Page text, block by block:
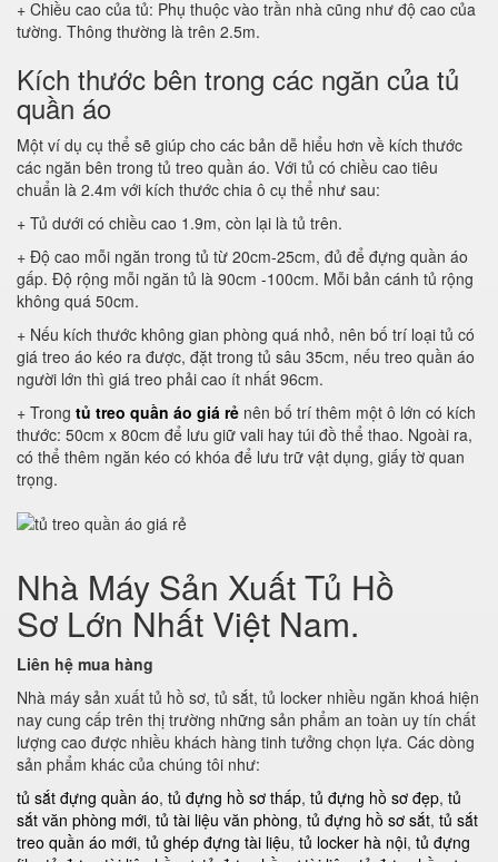
+ Chiều cao của tủ: Phụ thuộc vào trần nhà cũng như độ cao của
tường. Thông thường là trên 2.5m.
Kích thước bên trong các ngăn của tủ
quần áo
Một ví dụ cụ thể sẽ giúp cho các bản dễ hiểu hơn về kích thước
các ngăn bên trong tủ treo quần áo. Với tủ có chiều cao tiêu
chuẩn là 2.4m với kích thước chia ô cụ thể như sau:
+ Tủ dưới có chiều cao 1.9m, còn lại là tủ trên.
+ Độ cao mỗi ngăn trong tủ từ 20cm-25cm, đủ để đựng quần áo
gấp. Độ rộng mỗi ngăn tủ là 90cm -100cm. Mỗi bản cánh tủ rộng
không quá 50cm.
+ Nếu kích thước không gian phòng quá nhỏ, nên bố trí loại tủ có
giá treo áo kéo ra được, đặt trong tủ sâu 35cm, nếu treo quần áo
người lớn thì giá treo phải cao ít nhất 96cm.
+ Trong tủ treo quần áo giá rẻ nên bố trí thêm một ô lớn có kích
thước: 50cm x 80cm để lưu giữ vali hay túi đồ thể thao. Ngoài ra,
có thể thêm ngăn kéo có khóa để lưu trữ vật dụng, giấy tờ quan
trọng.
Nhà Máy Sản Xuất Tủ Hồ
Sơ Lớn Nhất Việt Nam.
Liên hệ mua hàng
Nhà máy sản xuất tủ hồ sơ, tủ sắt, tủ locker nhiều ngăn khoá hiện
nay cung cấp trên thị trường những sản phẩm an toàn uy tín chất
lượng cao được nhiều khách hàng tinh tưởng chọn lựa. Các dòng
sản phẩm khác của chúng tôi như:
tủ sắt đựng quần áo, tủ đựng hồ sơ thấp, tủ đựng hồ sơ đẹp, tủ
sắt văn phòng mới, tủ tài liệu văn phòng, tủ đựng hồ sơ sắt, tủ sắt
treo quần áo mới, tủ ghép đựng tài liệu, tủ locker hà nội, tủ đựng